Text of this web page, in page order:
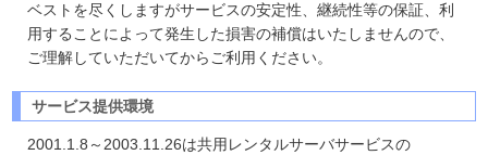
ベストを尽くしますがサービスの安定性、継続性等の保証、利
用することによって発生した損害の補償はいたしませんので、
ご理解していただいてからご利用ください。
サービス提供環境
2001.1.8～2003.11.26は共用レンタルサーバサービスの